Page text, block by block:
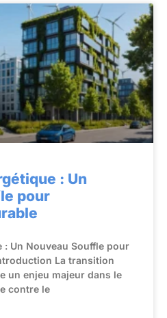
: Un
pour
Un Nouveau Souffle pour
La transition
un enjeu majeur dans le
contre le